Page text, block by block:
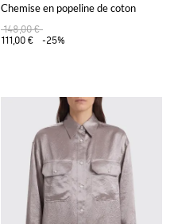
Chemise en popeline de coton
148,00 €
111,00 €
-25%